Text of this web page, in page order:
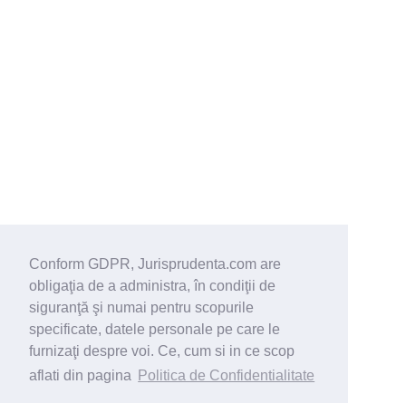
Conform GDPR, Jurisprudenta.com are
obligaţia de a administra, în condiţii de
siguranţă şi numai pentru scopurile
specificate, datele personale pe care le
furnizaţi despre voi. Ce, cum si in ce scop
aflati din pagina
Politica de Confidentialitate